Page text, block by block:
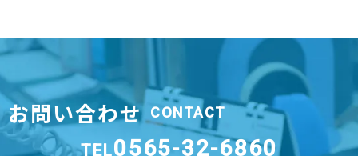
お問い合わせ CONTACT
TEL0565-32-6860